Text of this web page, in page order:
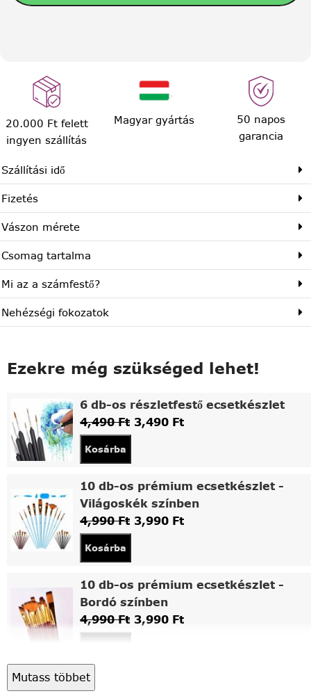
20.000 Ft felett
ingyen szállítás
Magyar gyártás
50 napos
garancia
Szállítási idő
Fizetés
Vászon mérete
Csomag tartalma
Mi az a számfestő?
Nehézségi fokozatok
Ezekre még szükséged lehet!
6 db-os részletfestő ecsetkészlet
4,490Ft 3,490 Ft
Kosárba
10 db-os prémium ecsetkészlet -
Világoskék színben
4,990Ft 3,990 Ft
Kosárba
10 db-os prémium ecsetkészlet -
Bordó színben
4,990Ft 3,990 Ft
Asztali fa festőállvány
Mutass többet